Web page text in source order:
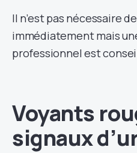
Il n’est pas nécessaire
immédiatement mais
professionnel est
Voyants
signaux